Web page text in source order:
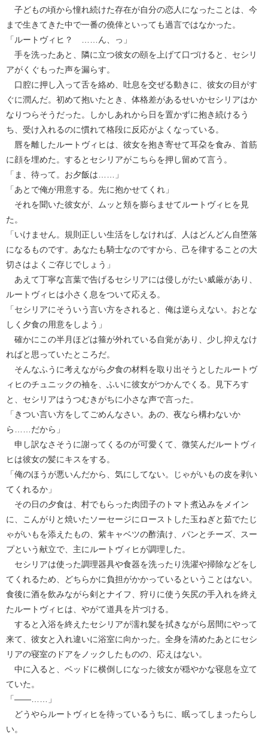
子どもの頃から憧れ続けた存在が自分の恋人になったことは、今
まで生きてきた中で一番の僥倖といっても過言ではなかった。
「ルートヴィヒ？ ……ん、っ」
手を洗ったあと、隣に立つ彼女の頤を上げて口づけると、セシリ
アがくぐもった声を漏らす。
口腔に押し入って舌を絡め、吐息を交ぜる動きに、彼女の目がす
ぐに潤んだ。初めて抱いたとき、体格差があるせいかセシリアはか
なりつらそうだった。しかしあれから日を置かずに抱き続けるう
ち、受け入れるのに慣れて格段に反応がよくなっている。
唇を離したルートヴィヒは、彼女を抱き寄せて耳朶を食み、首筋
に顔を埋めた。するとセシリアがこちらを押し留めて言う。
「ま、待って。お夕飯は……」
「あとで俺が用意する。先に抱かせてくれ」
それを聞いた彼女が、ムッと頬を膨らませてルートヴィヒを見
た。
「いけません。規則正しい生活をしなければ、人はどんどん自堕落
になるものです。あなたも騎士なのですから、己を律することの大
切さはよくご存じでしょう」
あえて丁寧な言葉で告げるセシリアには侵しがたい威厳があり、
ルートヴィヒは小さく息をついて応える。
「セシリアにそういう言い方をされると、俺は逆らえない。おとな
しく夕食の用意をしよう」
確かにこの半月ほどは箍が外れている自覚があり、少し抑えなけ
ればと思っていたところだ。
そんなふうに考えながら夕食の材料を取り出そうとしたルートヴ
ィヒのチュニックの袖を、ふいに彼女がつかんでくる。見下ろす
と、セシリアはうつむきがちに小さな声で言った。
「きつい言い方をしてごめんなさい。あの、夜なら構わないか
ら……だから」
申し訳なさそうに謝ってくるのが可愛くて、微笑んだルートヴィ
ヒは彼女の髪にキスをする。
「俺のほうが悪いんだから、気にしてない。じゃがいもの皮を剥い
てくれるか」
その日の夕食は、村でもらった肉団子のトマト煮込みをメイン
に、こんがりと焼いたソーセージにローストした玉ねぎと茹でたじ
ゃがいもを添えたもの、紫キャベツの酢漬け、パンとチーズ、スー
プという献立で、主にルートヴィヒが調理した。
セシリアは使った調理器具や食器を洗ったり洗濯や掃除などをし
てくれるため、どちらかに負担がかかっているということはない。
食後に酒を飲みながら剣とナイフ、狩りに使う矢尻の手入れを終え
たルートヴィヒは、やがて道具を片づける。
すると入浴を終えたセシリアが濡れ髪を拭きながら居間にやって
来て、彼女と入れ違いに浴室に向かった。全身を清めたあとにセシ
リアの寝室のドアをノックしたものの、応えはない。
中に入ると、ベッドに横倒しになった彼女が穏やかな寝息を立て
ていた。
「――……」
どうやらルートヴィヒを待っているうちに、眠ってしまったらし
い。